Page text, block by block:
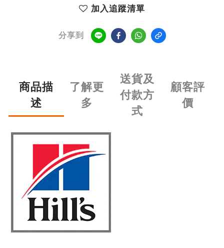
加入追蹤清單
分享到
商品描
述
了解更
多
送貨及
付款方
式
顧客評
價